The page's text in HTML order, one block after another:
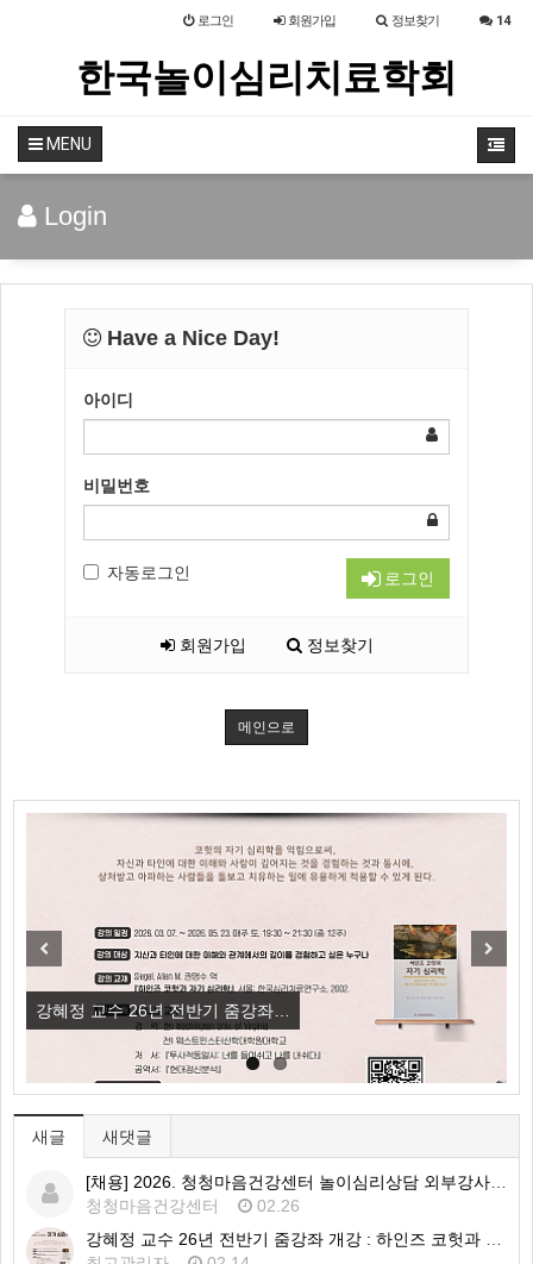
로그인 회원가입 정보찾기 14
한국놀이심리치료학회
MENU
Login
Have a Nice Day!
아이디
비밀번호
자동로그인 로그인
회원가입 정보찾기
메인으로
강혜정 교수 26년 전반기 줌강좌…
새글 새댓글
[채용] 2026. 청청마음건강센터 놀이심리상담 외부강사 1차 공개채용 공고
청청마음건강센터
02.26
강혜정 교수 26년 전반기 줌강좌 개강 : 하인즈 코헛과 자기심리학